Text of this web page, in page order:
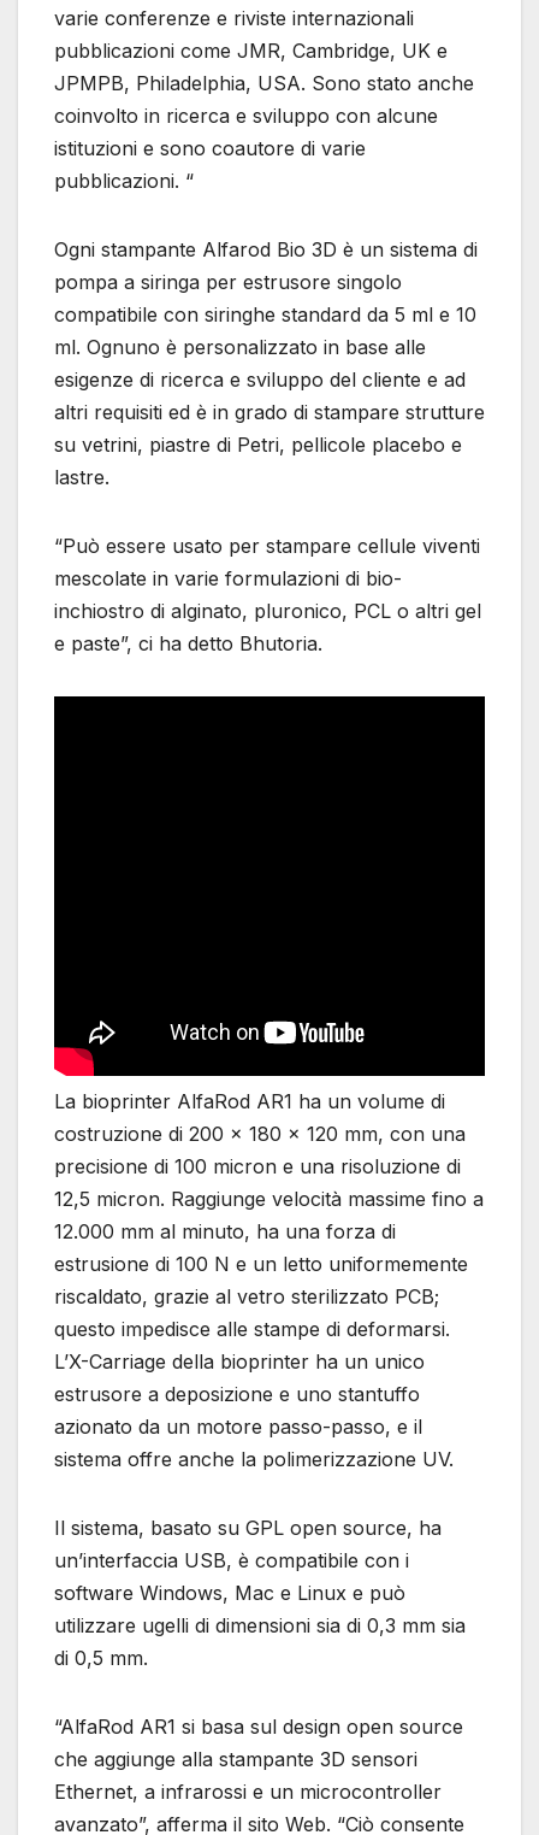
varie conferenze e riviste internazionali
pubblicazioni come JMR, Cambridge, UK e
JPMPB, Philadelphia, USA. Sono stato anche
coinvolto in ricerca e sviluppo con alcune
istituzioni e sono coautore di varie
pubblicazioni. “
Ogni stampante Alfarod Bio 3D è un sistema di
pompa a siringa per estrusore singolo
compatibile con siringhe standard da 5 ml e 10
ml. Ognuno è personalizzato in base alle
esigenze di ricerca e sviluppo del cliente e ad
altri requisiti ed è in grado di stampare strutture
su vetrini, piastre di Petri, pellicole placebo e
lastre.
“Può essere usato per stampare cellule viventi
mescolate in varie formulazioni di bio-
inchiostro di alginato, pluronico, PCL o altri gel
e paste”, ci ha detto Bhutoria.
La bioprinter AlfaRod AR1 ha un volume di
costruzione di 200 x 180 x 120 mm, con una
precisione di 100 micron e una risoluzione di
12,5 micron. Raggiunge velocità massime fino a
12.000 mm al minuto, ha una forza di
estrusione di 100 N e un letto uniformemente
riscaldato, grazie al vetro sterilizzato PCB;
questo impedisce alle stampe di deformarsi.
L’X-Carriage della bioprinter ha un unico
estrusore a deposizione e uno stantuffo
azionato da un motore passo-passo, e il
sistema offre anche la polimerizzazione UV.
Il sistema, basato su GPL open source, ha
un’interfaccia USB, è compatibile con i
software Windows, Mac e Linux e può
utilizzare ugelli di dimensioni sia di 0,3 mm sia
di 0,5 mm.
“AlfaRod AR1 si basa sul design open source
che aggiunge alla stampante 3D sensori
Ethernet, a infrarossi e un microcontroller
avanzato”, afferma il sito Web. “Ciò consente